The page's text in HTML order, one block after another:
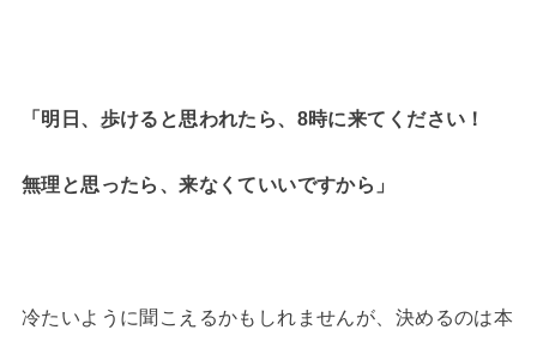
「明日、歩けると思われたら、8時に来てください！
無理と思ったら、来なくていいですから」
冷たいように聞こえるかもしれませんが、決めるのは本